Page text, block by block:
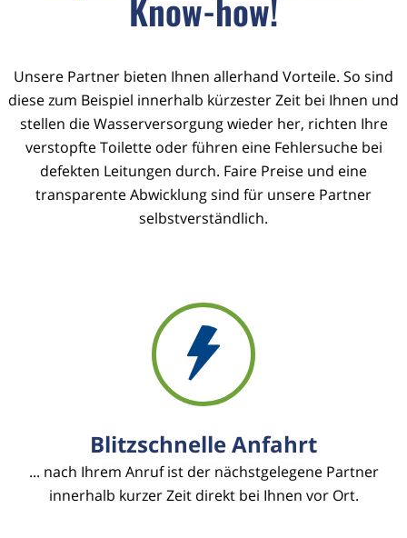
Know-how!
Unsere Partner bieten Ihnen allerhand Vorteile. So sind
diese zum Beispiel innerhalb kürzester Zeit bei Ihnen und
stellen die Wasserversorgung wieder her, richten Ihre
verstopfte Toilette oder führen eine Fehlersuche bei
defekten Leitungen durch. Faire Preise und eine
transparente Abwicklung sind für unsere Partner
selbstverständlich.
Blitzschnelle Anfahrt
... nach Ihrem Anruf ist der nächstgelegene Partner
innerhalb kurzer Zeit direkt bei Ihnen vor Ort.